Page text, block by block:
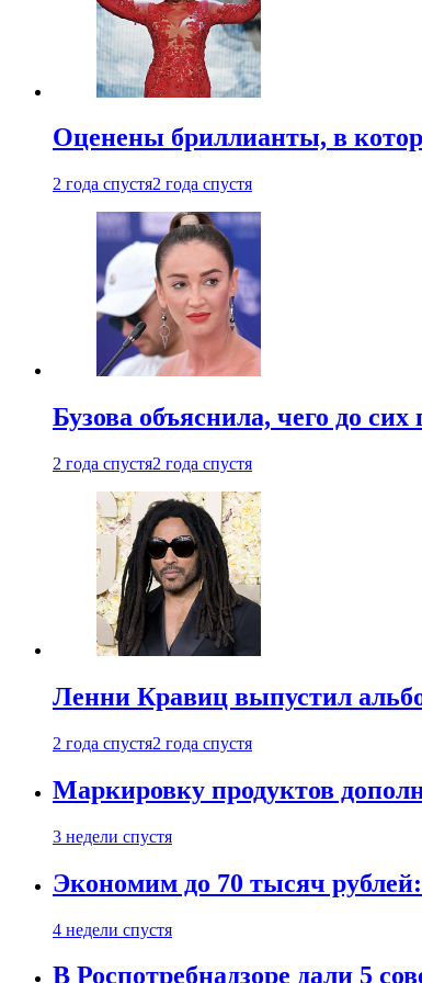
Оценены бриллианты, в
2 года спустя2 года спустя
Бузова объяснила, чего до
2 года спустя2 года спустя
Ленни Кравиц выпустил
2 года спустя2 года спустя
Маркировку продуктов
3 недели спустя
Экономим до 70 тысяч
4 недели спустя
В Роспотребнадзоре дали 5